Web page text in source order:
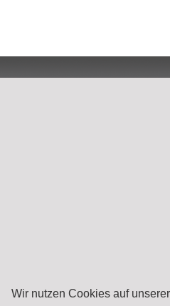
Wir nutzen Cookies auf